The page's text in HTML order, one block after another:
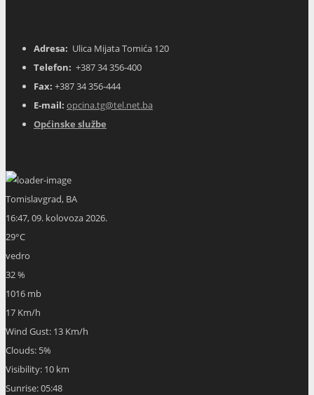
Adresa: Ulica Mijata Tomića 120
Telefon: +387 34 356-400
Fax: +387 34 356-444
E-mail: opcina.tg@tel.net.ba
Općinske službe
Tomislavgrad, BA
16:47,09. kolovoza 2026.
29°C
vedro
32 %
1016 mb
17 Km/h
Wind Gust: 13 Km/h
Clouds: 5%
Visibility: 10 km
Sunrise:05:48